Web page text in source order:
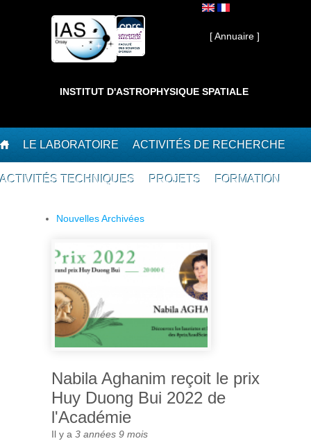
Interne ]
[ Annuaire ]
INSTITUT D'ASTROPHYSIQUE SPATIALE
LE LABORATOIRE ACTIVITÉS DE RECHERCHE
ACTIVITÉS TECHNIQUES PROJETS FORMATION
Nouvelles Archivées
Nabila Aghanim reçoit le prix
Huy Duong Bui 2022 de
l'Académie
Il y a 3 années 9 mois